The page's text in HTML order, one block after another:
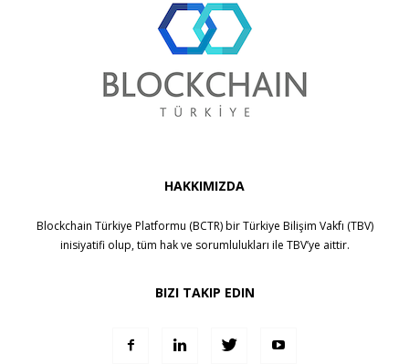
HAKKIMIZDA
Blockchain Türkiye Platformu (BCTR) birTürkiye Bilişim Vakfı (TBV)
inisiyatifi olup, tüm hak ve sorumlulukları ile TBV’ye aittir.
BIZI TAKIP EDIN